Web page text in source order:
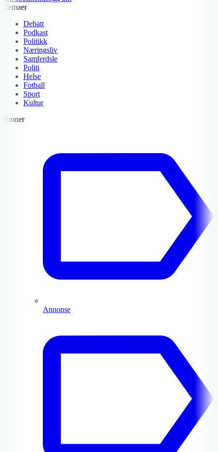
Temaer
Debatt
Podkast
Politikk
Næringsliv
Samferdsle
Politi
Helse
Fotball
Sport
Kultur
Emner
Annonse